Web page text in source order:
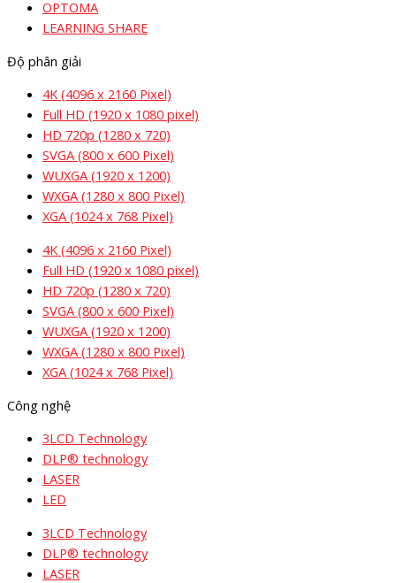
OPTOMA
LEARNING SHARE
Độ phân giải
4K (4096 x 2160 Pixel)
Full HD (1920 x 1080 pixel)
HD 720p (1280 x 720)
SVGA (800 x 600 Pixel)
WUXGA (1920 x 1200)
WXGA (1280 x 800 Pixel)
XGA (1024 x 768 Pixel)
4K (4096 x 2160 Pixel)
Full HD (1920 x 1080 pixel)
HD 720p (1280 x 720)
SVGA (800 x 600 Pixel)
WUXGA (1920 x 1200)
WXGA (1280 x 800 Pixel)
XGA (1024 x 768 Pixel)
Công nghệ
3LCD Technology
DLP® technology
LASER
LED
3LCD Technology
DLP® technology
LASER